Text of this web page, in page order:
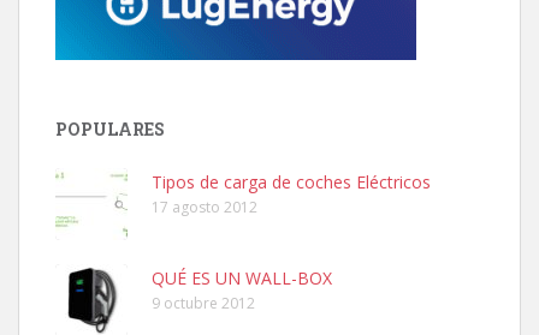
POPULARES
Tipos de carga de coches Eléctricos
17 agosto 2012
QUÉ ES UN WALL-BOX
9 octubre 2012